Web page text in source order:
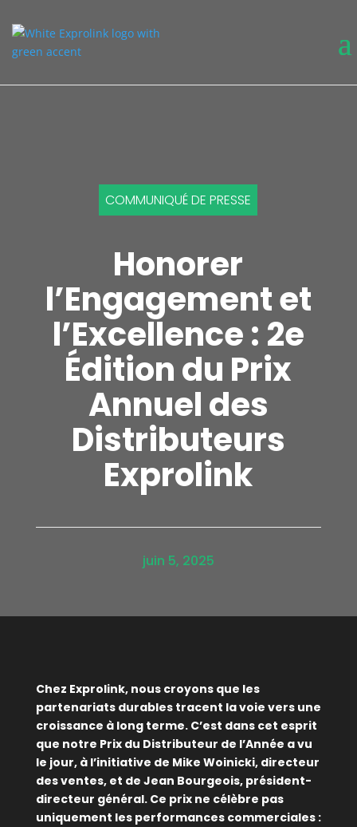
COMMUNIQUÉ DE PRESSE
Honorer
l’Engagement et
l’Excellence : 2e
Édition du Prix
Annuel des
Distributeurs
Exprolink
juin 5, 2025
Chez Exprolink, nous croyons que les
partenariats durables tracent la voie vers une
croissance à long terme. C’est dans cet esprit
que notre Prix du Distributeur de l’Année a vu
le jour, à l’initiative de Mike Woinicki, directeur
des ventes, et de Jean Bourgeois, président-
directeur général. Ce prix ne célèbre pas
uniquement les performances commerciales :